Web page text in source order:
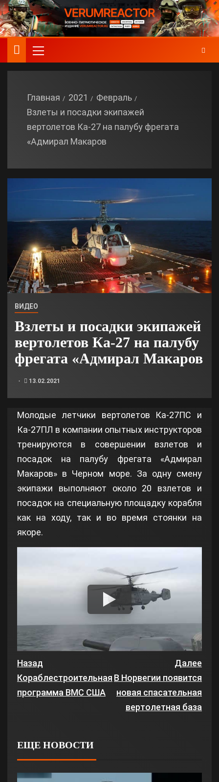
Главная 2021
Февраль
Взлеты и посадки экипажей
вертолетов Ка-27 на палубу фрегата
«Адмирал Макаров
ВИДЕО
Взлеты и посадки экипажей
вертолетов Ка-27 на палубу
фрегата «Адмирал Макаров
13.02.2021
Молодые летчики вертолетов Ка-27ПС и
Ка-27ПЛ в компании опытных инструкторов
тренируются в совершении взлетов и
посадок на палубу фрегата «Адмирал
Макаров» в Черном море. За одну смену
экипажи выполняют около 20 взлетов и
посадок на специальную площадку корабля
как на ходу, так и во время стоянки на
якоре.
Назад
Кораблестроительная
программа ВМС США
Далее
В Норвегии появится
новая спасательная
вертолетная база
ЕЩЕ НОВОСТИ